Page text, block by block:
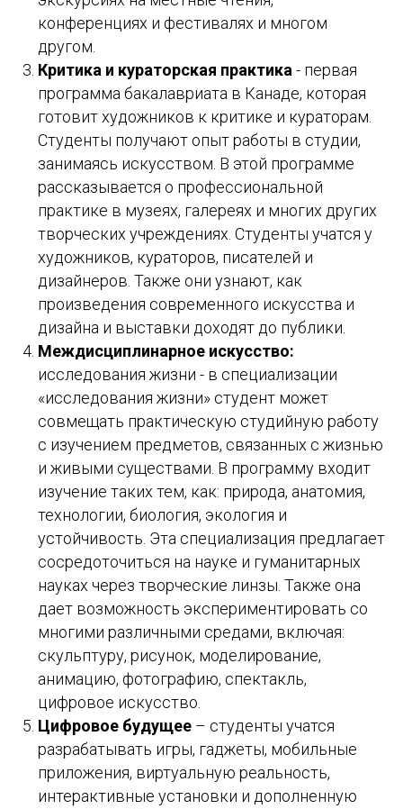
конференциях и фестивалях и многом
другом.
Критика и кураторская практика- первая
программа бакалавриата в Канаде, которая
готовит художников к критике и кураторам.
Студенты получают опыт работы в студии,
занимаясь искусством. В этой программе
рассказывается о профессиональной
практике в музеях, галереях и многих других
творческих учреждениях. Студенты учатся у
художников, кураторов, писателей и
дизайнеров. Также они узнают, как
произведения современного искусства и
дизайна и выставки доходят до публики.
Междисциплинарное искусство:
исследования жизни - в специализации
«исследования жизни» студент может
совмещать практическую студийную работу
с изучением предметов, связанных с жизнью
и живыми существами. В программу входит
изучение таких тем, как: природа, анатомия,
технологии, биология, экология и
устойчивость. Эта специализация предлагает
сосредоточиться на науке и гуманитарных
науках через творческие линзы. Также она
дает возможность экспериментировать со
многими различными средами, включая:
скульптуру, рисунок, моделирование,
анимацию, фотографию, спектакль,
цифровое искусство.
Цифровое будущее – студенты учатся
разрабатывать игры, гаджеты, мобильные
приложения, виртуальную реальность,
интерактивные установки и дополненную